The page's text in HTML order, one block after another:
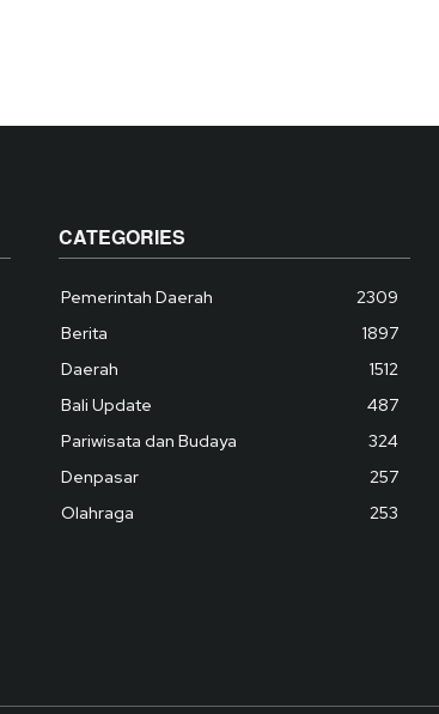
CATEGORIES
Pemerintah Daerah
2309
Berita
1897
Daerah
1512
Bali Update
487
Pariwisata dan Budaya
324
Denpasar
257
Olahraga
253